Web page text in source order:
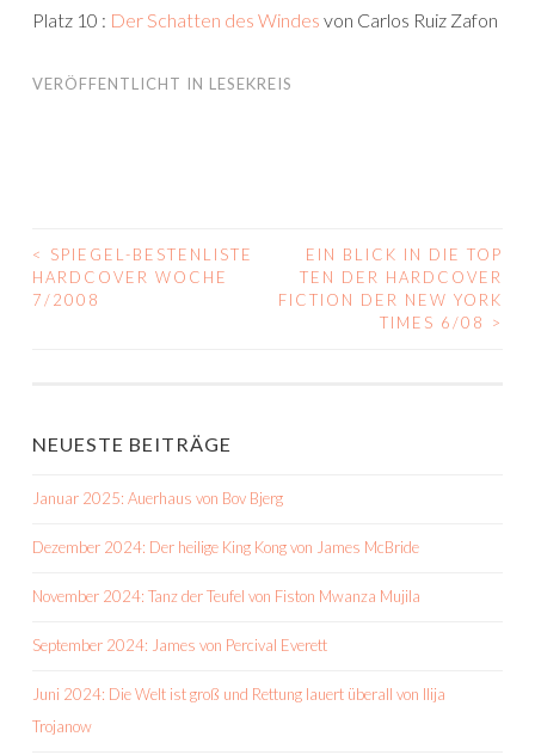
Platz 10 : Der Schatten des Windes von Carlos Ruiz Zafon
VERÖFFENTLICHT IN LESEKREIS
BEITRAGS-
NAVIGATION
<
SPIEGEL-BESTENLISTE
HARDCOVER WOCHE
7/2008
EIN BLICK IN DIE TOP
TEN DER HARDCOVER
FICTION DER NEW YORK
TIMES 6/08
>
NEUESTE BEITRÄGE
Januar 2025: Auerhaus von Bov Bjerg
Dezember 2024: Der heilige King Kong von James McBride
November 2024: Tanz der Teufel von Fiston Mwanza Mujila
September 2024: James von Percival Everett
Juni 2024: Die Welt ist groß und Rettung lauert überall von Ilija
Trojanow